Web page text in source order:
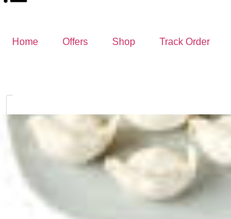
Home Offers Shop Track Order